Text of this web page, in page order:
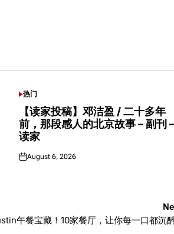
POSTED
热门
【读家投稿】邓洁盈 / 二十多年
前，那段感人的北京故事 – 副刊 –
读家
Posted
August 6, 2026
午餐宝藏！10家餐厅，让你每一口都沉